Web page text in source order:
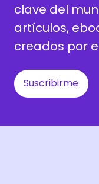
clave del
artículos,
creados por
Suscribirme